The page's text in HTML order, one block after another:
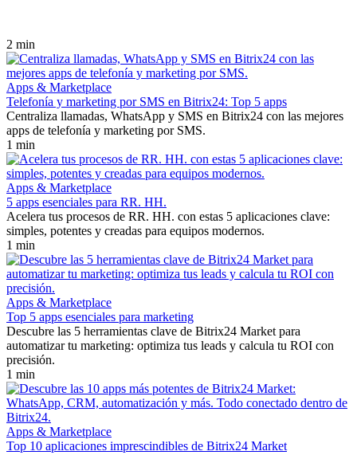
2 min
Apps & Marketplace
Telefonía y marketing por SMS en Bitrix24: Top 5 apps
Centraliza llamadas, WhatsApp y SMS en Bitrix24 con las mejores
apps de telefonía y marketing por SMS.
1 min
Apps & Marketplace
5 apps esenciales para RR. HH.
Acelera tus procesos de RR. HH. con estas 5 aplicaciones clave:
simples, potentes y creadas para equipos modernos.
1 min
Apps & Marketplace
Top 5 apps esenciales para marketing
Descubre las 5 herramientas clave de Bitrix24 Market para
automatizar tu marketing: optimiza tus leads y calcula tu ROI con
precisión.
1 min
Apps & Marketplace
Top 10 aplicaciones imprescindibles de Bitrix24 Market